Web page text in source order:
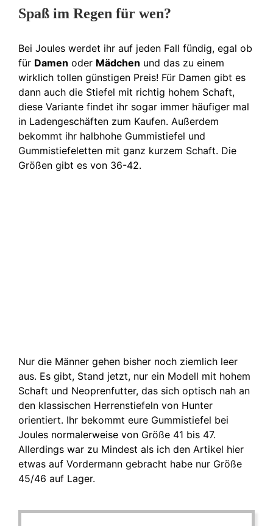
Spaß im Regen für wen?
Bei Joules werdet ihr auf jeden Fall fündig, egal ob
für Damen oder Mädchen und das zu einem
wirklich tollen günstigen Preis! Für Damen gibt es
dann auch die Stiefel mit richtig hohem Schaft,
diese Variante findet ihr sogar immer häufiger mal
in Ladengeschäften zum Kaufen. Außerdem
bekommt ihr halbhohe Gummistiefel und
Gummistiefeletten mit ganz kurzem Schaft. Die
Größen gibt es von 36-42.
Nur die Männer gehen bisher noch ziemlich leer
aus. Es gibt, Stand jetzt, nur ein Modell mit hohem
Schaft und Neoprenfutter, das sich optisch nah an
den klassischen Herrenstiefeln von Hunter
orientiert. Ihr bekommt eure Gummistiefel bei
Joules normalerweise von Größe 41 bis 47.
Allerdings war zu Mindest als ich den Artikel hier
etwas auf Vordermann gebracht habe nur Größe
45/46 auf Lager.